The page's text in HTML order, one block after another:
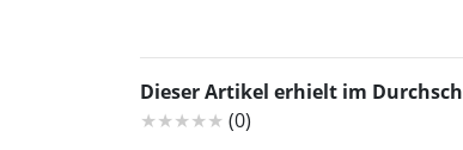
Dieser Artikel erhielt im
★★★★★ (0)